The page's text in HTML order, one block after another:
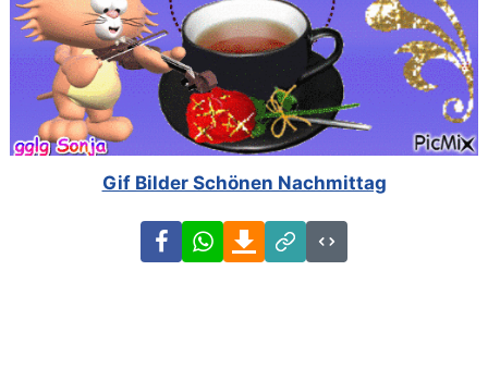
Gif Bilder Schönen Nachmittag
FacebookWhatsAppDownload
Link
Code